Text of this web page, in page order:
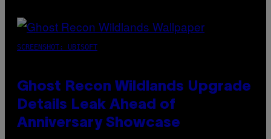
SCREENSHOT: UBISOFT
Ghost Recon Wildlands Upgrade
Details Leak Ahead of
Anniversary Showcase